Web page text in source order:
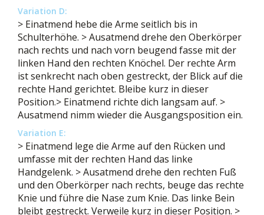
Variation D:
> Einatmend hebe die Arme seitlich bis in
Schulterhöhe. > Ausatmend drehe den Oberkörper
nach rechts und nach vorn beugend fasse mit der
linken Hand den rechten Knöchel. Der rechte Arm
ist senkrecht nach oben gestreckt, der Blick auf die
rechte Hand gerichtet. Bleibe kurz in dieser
Position.> Einatmend richte dich langsam auf. >
Ausatmend nimm wieder die Ausgangsposition ein.
Variation E:
> Einatmend lege die Arme auf den Rücken und
umfasse mit der rechten Hand das linke
Handgelenk. > Ausatmend drehe den rechten Fuß
und den Oberkörper nach rechts, beuge das rechte
Knie und führe die Nase zum Knie. Das linke Bein
bleibt gestreckt. Verweile kurz in dieser Position. >